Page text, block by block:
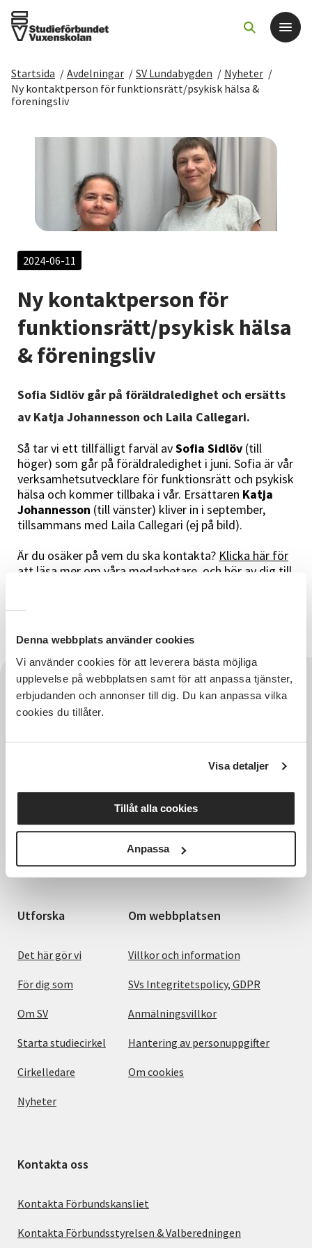
Denna webbplats använder cookies
Vi använder cookies för att leverera bästa möjliga
upplevelse på webbplatsen samt för att anpassa tjänster,
erbjudanden och annonser till dig. Du kan anpassa vilka
cookies du tillåter.
Visa detaljer
Tillåt alla cookies
Anpassa
Det här gör vi
Sök kurser och evenemang
Starta studiecirkel
Nyheter
Avdelningar
Lyssna
Startsida / Avdelningar / SV Lundabygden / Nyheter /
Ny kontaktperson för funktionsrätt/psykisk hälsa &
föreningsliv
2024-06-11
Ny kontaktperson för
funktionsrätt/psykisk hälsa
& föreningsliv
Sofia Sidlöv går på föräldraledighet och ersätts
av Katja Johannesson och Laila Callegari.
Så tar vi ett tillfälligt farväl avSofia Sidlöv (till
höger) som går på föräldraledighet i juni. Sofia är vår
verksamhetsutvecklare för funktionsrätt och psykisk
hälsa och kommer tillbaka i vår. Ersättaren Katja
Johannesson (till vänster) kliver in i september,
tillsammans med Laila Callegari (ej på bild).
Är du osäker på vem du ska kontakta? Klicka här för
att läsa mer om våra medarbetare , och hör av dig till
till Katja!
Hela Sveriges studieförbund - Vi är en central
samhällsaktör som bidrar till demokrati och
människor, miljö och samhällen.
Utforska
Det här gör vi
För dig som
Om SV
Starta studiecirkel
Cirkelledare
Nyheter
Om webbplatsen
Villkor och information
SVs Integritetspolicy, GDPR
Anmälningsvillkor
Hantering av personuppgifter
Om cookies
Kontakta oss
Kontakta Förbundskansliet
Kontakta Förbundsstyrelsen & Valberedningen